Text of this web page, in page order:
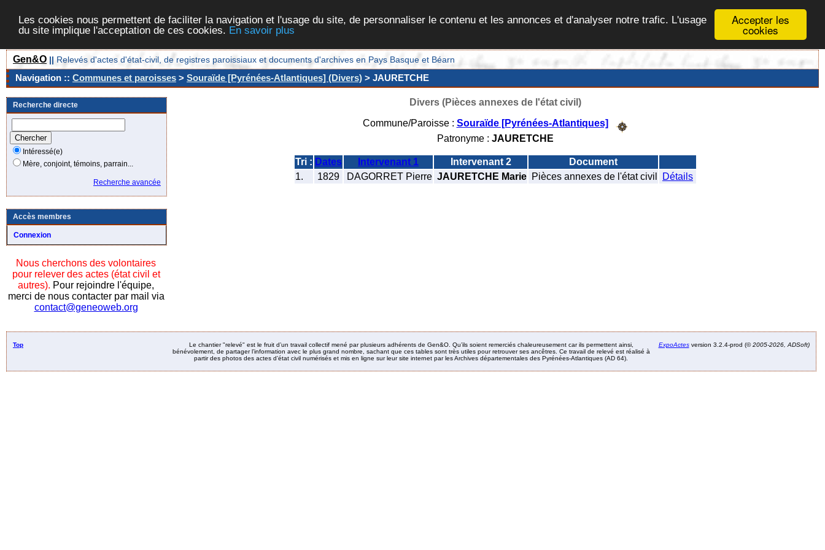
Accepter les
cookies
Les cookies nous permettent de faciliter la navigation et l'usage du site, de personnaliser le contenu et les annonces et d'analyser notre trafic. L'usage
du site implique l'acceptation de ces cookies. En savoir plus
Gen&O || Relevés d'actes d'état-civil, de registres paroissiaux et documents d'archives en Pays Basque et Béarn
Navigation :: Communes et paroisses > Souraïde [Pyrénées-Atlantiques] (Divers) > JAURETCHE
Recherche directe
Intéressé(e)
Mère, conjoint, témoins, parrain...
Recherche avancée
Accès membres
Connexion
Nous cherchons des volontaires
pour relever des actes (état civil et
autres). Pour rejoindre l'équipe,
merci de nous contacter par mail via
contact@geneoweb.org
Divers (Pièces annexes de l'état civil)
Commune/Paroisse : Souraïde [Pyrénées-Atlantiques]
Patronyme : JAURETCHE
Tri : Dates Intervenant 1 Intervenant 2
Document
1.
1829 DAGORRET Pierre JAURETCHE Marie Pièces annexes de l'état civil Détails
Top
Le chantier "relevé" est le fruit d’un travail collectif mené par plusieurs adhérents de Gen&O. Qu’ils soient remerciés chaleureusement car ils permettent ainsi,
bénévolement, de partager l’information avec le plus grand nombre, sachant que ces tables sont très utiles pour retrouver ses ancêtres. Ce travail de relevé est réalisé à
partir des photos des actes d’état civil numérisés et mis en ligne sur leur site internet par les Archives départementales des Pyrénées-Atlantiques (AD 64).
ExpoActesversion 3.2.4-prod (©2005-2026, ADSoft)